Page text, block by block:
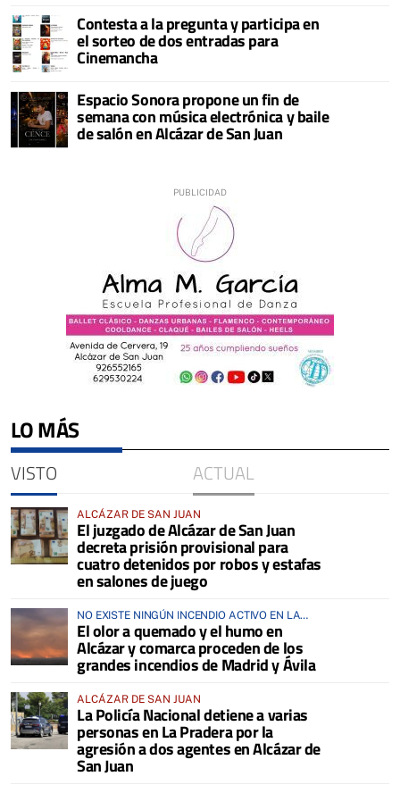
Contesta a la pregunta y participa en
el sorteo de dos entradas para
Cinemancha
Espacio Sonora propone un fin de
semana con música electrónica y baile
de salón en Alcázar de San Juan
LO MÁS
VISTO ACTUAL
ALCÁZAR DE SAN JUAN
El juzgado de Alcázar de San Juan
decreta prisión provisional para
cuatro detenidos por robos y estafas
en salones de juego
NO EXISTE NINGÚN INCENDIO ACTIVO EN LA
COMARCA
El olor a quemado y el humo en
Alcázar y comarca proceden de los
grandes incendios de Madrid y Ávila
ALCÁZAR DE SAN JUAN
La Policía Nacional detiene a varias
personas en La Pradera por la
agresión a dos agentes en Alcázar de
San Juan